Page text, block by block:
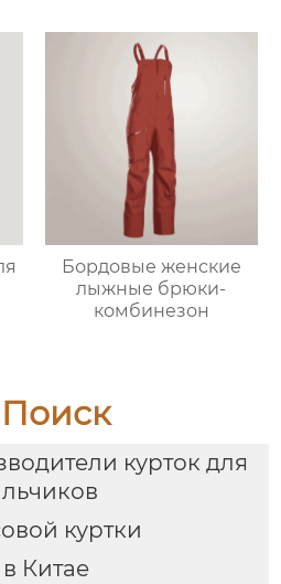
Бордовые женские
лыжные брюки-
комбинезон
Поиск
курток для
куртки
Китае